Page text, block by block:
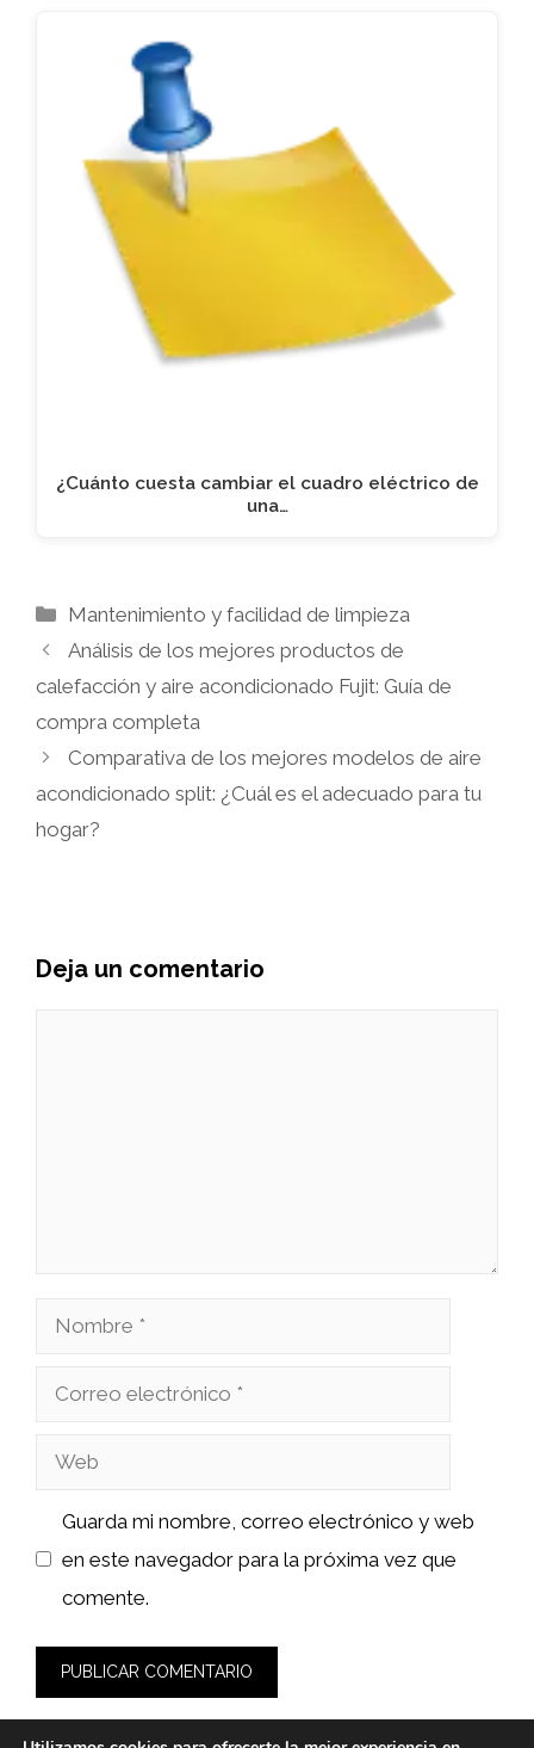
¿Cuánto cuesta cambiar el cuadro eléctrico de
una…
Categorías
Mantenimiento y facilidad de limpieza
Análisis de los mejores productos de
calefacción y aire acondicionado Fujit: Guía de
compra completa
Comparativa de los mejores modelos de aire
acondicionado split: ¿Cuál es el adecuado para tu
hogar?
Deja un comentario
Nombre
Correo
Web
Guarda mi nombre, correo electrónico y web
en este navegador para la próxima vez que
comente.